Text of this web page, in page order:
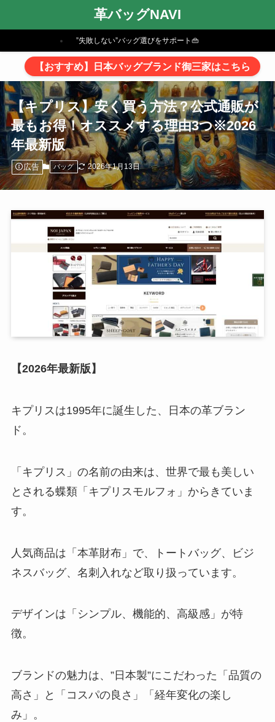
革バッグNAVI
”失敗しない”バッグ選びをサポート👜
【おすすめ】日本バッグブランド御三家はこちら
【キプリス】安く買う方法？公式通販が
最もお得！オススメする理由3つ※2026
年最新版
広告 バッグ 2026年1月13日
【2026年最新版】
キプリスは1995年に誕生した、日本の革ブラン
ド。
「キプリス」の名前の由来は、世界で最も美しい
とされる蝶類「キプリスモルフォ」からきていま
す。
人気商品は「本革財布」で、トートバッグ、ビジ
ネスバッグ、名刺入れなど取り扱っています。
デザインは「シンプル、機能的、高級感」が特
徴。
ブランドの魅力は、”日本製”にこだわった「品質の
高さ」と「コスパの良さ」「経年変化の楽し
み」。